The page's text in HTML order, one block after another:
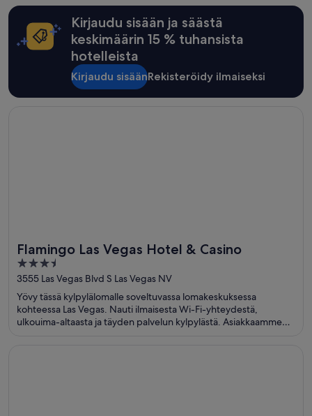
Colosseum at Caesars Palace ja The Venetian Casino, jotka ovat
suosittuja nähtävyyksiä.Kirjaudu sisään ja säästä
keskimäärin 15 % tuhansista
hotelleista
Kirjaudu sisäänRekisteröidy ilmaiseksi
Flamingo Las Vegas Hotel & Casino
3.5
out
of
5
3555 Las Vegas Blvd S Las Vegas NV
Yövy tässä kylpylälomalle soveltuvassa lomakeskuksessa
kohteessa Las Vegas. Nauti ilmaisesta Wi-Fi-yhteydestä,
ulkouima-altaasta ja täyden palvelun kylpylästä. Asiakkaamme